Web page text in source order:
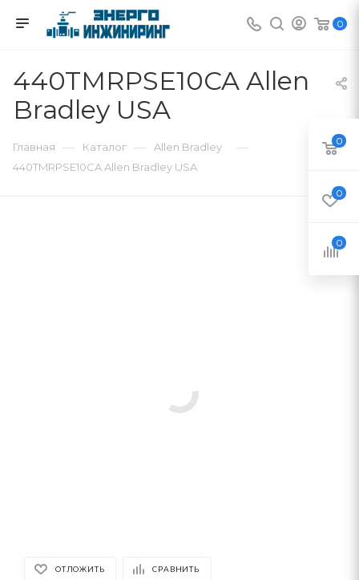
0
440TMRPSE10CA Allen
Bradley USA
Главная — Каталог — Allen Bradley —
440TMRPSE10CA Allen Bradley USA
ОТЛОЖИТЬ СРАВНИТЬ
0
0
0